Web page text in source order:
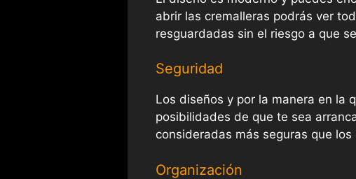
abrir las cremalleras podrás ver
resguardadas sin el riesgo a que
Seguridad
Los diseños y por la manera en la
posibilidades de que te sea
consideradas más seguras que los
Organización